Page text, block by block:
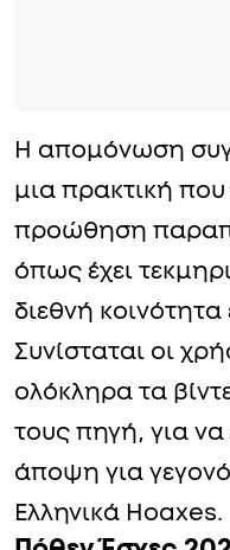
Η απομόνωση
μια πρακτική που
προώθηση
όπως έχει
διεθνή
Συνίσταται οι
ολόκληρα τα
τους πηγή, για
άποψη για
Ελληνικά Hoaxes.